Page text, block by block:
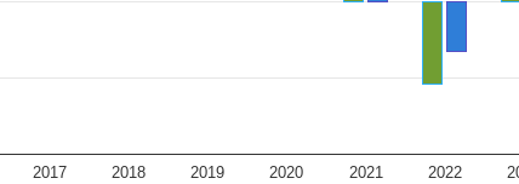
2017 2018 2019 2020 2021 2022